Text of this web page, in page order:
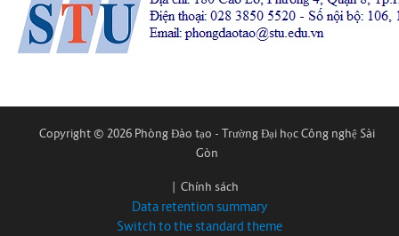
Copyright © 2026 Phòng Đào tạo - Trường Đại học Công nghệ Sài
Gòn
| Chính sách
Data retention summary
Switch to the standard theme